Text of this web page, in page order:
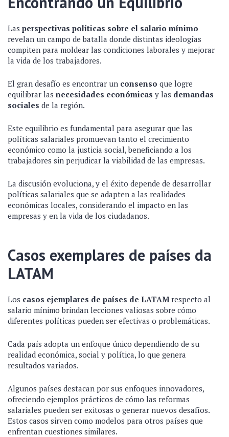
Las perspectivas políticas sobre el salario mínimo
revelan un campo de batalla donde distintas ideologías
compiten para moldear las condiciones laborales y mejorar
la vida de los trabajadores.
El gran desafío es encontrar un consenso que logre
equilibrar las necesidades económicas y las demandas
sociales de la región.
Este equilibrio es fundamental para asegurar que las
políticas salariales promuevan tanto el crecimiento
económico como la justicia social, beneficiando a los
trabajadores sin perjudicar la viabilidad de las empresas.
La discusión evoluciona, y el éxito depende de desarrollar
políticas salariales que se adapten a las realidades
económicas locales, considerando el impacto en las
empresas y en la vida de los ciudadanos.
Casos exemplares de países da
LATAM
Los casos ejemplares de países de LATAM respecto al
salario mínimo brindan lecciones valiosas sobre cómo
diferentes políticas pueden ser efectivas o problemáticas.
Cada país adopta un enfoque único dependiendo de su
realidad económica, social y política, lo que genera
resultados variados.
Algunos países destacan por sus enfoques innovadores,
ofreciendo ejemplos prácticos de cómo las reformas
salariales pueden ser exitosas o generar nuevos desafíos.
Estos casos sirven como modelos para otros países que
enfrentan cuestiones similares.